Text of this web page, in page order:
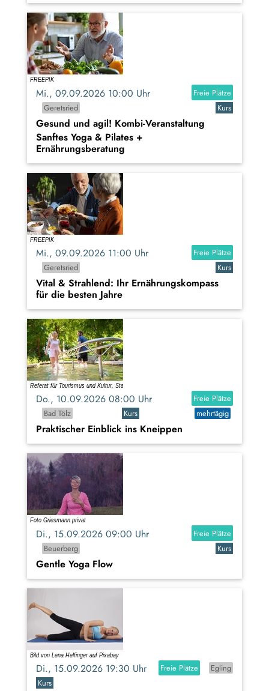
Mi., 09.09.2026 10:00 Uhr
Freie Plätze
Geretsried
Kurs
Gesund und agil! Kombi-Veranstaltung
Sanftes Yoga & Pilates +
Ernährungsberatung
Mi., 09.09.2026 11:00 Uhr
Freie Plätze
Geretsried
Kurs
Vital & Strahlend: Ihr Ernährungskompass
für die besten Jahre
Do., 10.09.2026 08:00 Uhr
Freie Plätze
Bad Tölz
Kurs mehrtägig
Praktischer Einblick ins Kneippen
Di., 15.09.2026 09:00 Uhr
Freie Plätze
Beuerberg
Kurs
Gentle Yoga Flow
Di., 15.09.2026 19:30 Uhr Freie Plätze
Egling
Kurs